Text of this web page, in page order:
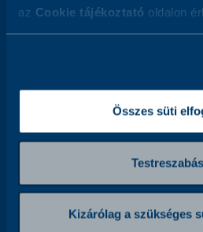
az Cookie tájékoztató oldalon
Összes süti
Testreszabás
Kizárólag a szükséges
Elolvastam és elfogadom az
Kövessen minket
Segítség